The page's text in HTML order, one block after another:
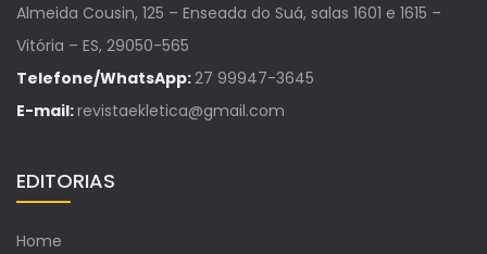
Almeida Cousin, 125 – Enseada do Suá, salas 1601 e 1615 –
Vitória – ES, 29050-565
Telefone/WhatsApp:27 99947-3645
E-mail:revistaekletica@gmail.com
EDITORIAS
Home